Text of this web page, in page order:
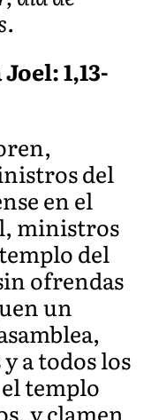
1,13-
del
en el
ministros
del
ofrendas
un
a todos los
templo
y clamen